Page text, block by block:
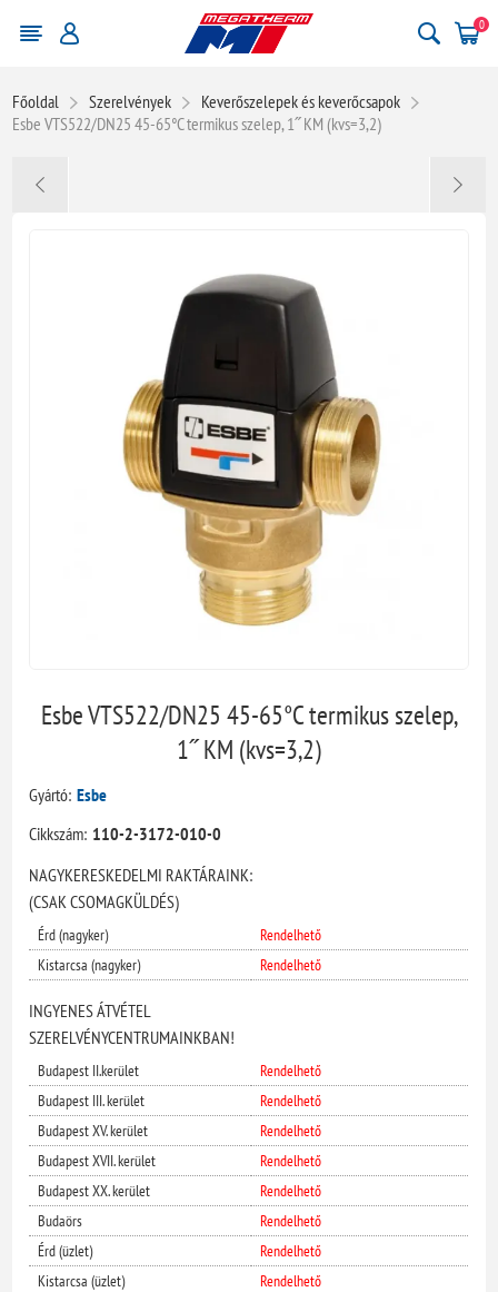
0
Főoldal Szerelvények
Keverőszelepek és keverőcsapok
Esbe VTS522/DN25 45-65°C termikus szelep, 1˝ KM (kvs=3,2)
Esbe VTS522/DN25 45-65°C termikus szelep,
1˝ KM (kvs=3,2)
Gyártó: Esbe
Cikkszám: 110-2-3172-010-0
NAGYKERESKEDELMI RAKTÁRAINK:
(CSAK CSOMAGKÜLDÉS)
Érd (nagyker)
Rendelhető
Kistarcsa (nagyker)
Rendelhető
INGYENES ÁTVÉTEL
SZERELVÉNYCENTRUMAINKBAN!
Budapest II.kerület
Rendelhető
Budapest III. kerület
Rendelhető
Budapest XV. kerület
Rendelhető
Budapest XVII. kerület
Rendelhető
Budapest XX. kerület
Rendelhető
Budaörs
Rendelhető
Érd (üzlet)
Rendelhető
Kistarcsa (üzlet)
Rendelhető